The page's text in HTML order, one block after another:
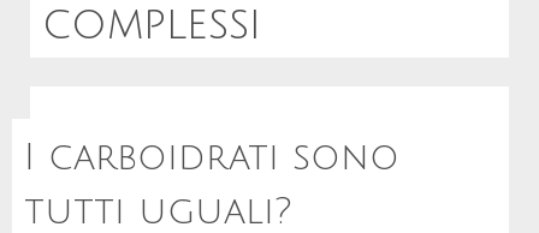
complessi
I carboidrati sono
tutti uguali?